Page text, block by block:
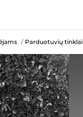
/ Parduotuvių tinklai